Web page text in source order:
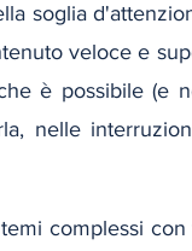
soglia
veloce e
è possibile (e
nelle
complessi